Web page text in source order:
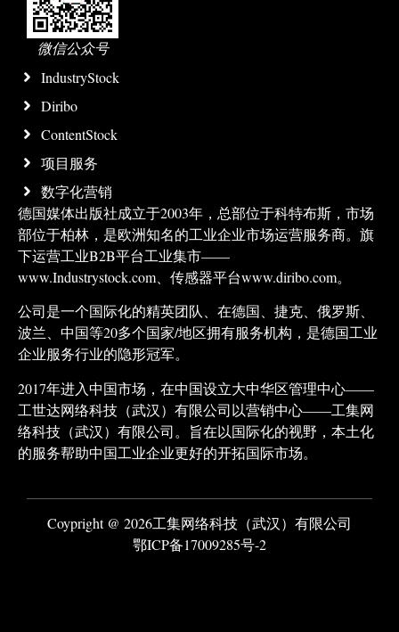
微信公众号
IndustryStock
Diribo
ContentStock
项目服务
数字化营销
德国媒体出版社成立于2003年，总部位于科特布斯，市场
部位于柏林，是欧洲知名的工业企业市场运营服务商。旗
下运营工业B2B平台工业集市——
www.Industrystock.com、传感器平台www.diribo.com。
公司是一个国际化的精英团队、在德国、捷克、俄罗斯、
波兰、中国等20多个国家/地区拥有服务机构，是德国工业
企业服务行业的隐形冠军。
2017年进入中国市场，在中国设立大中华区管理中心——
工世达网络科技（武汉）有限公司以营销中心——工集网
络科技（武汉）有限公司。旨在以国际化的视野，本土化
的服务帮助中国工业企业更好的开拓国际市场。
Coypright @ 2026工集网络科技（武汉）有限公司
鄂ICP备17009285号-2